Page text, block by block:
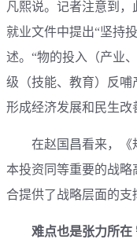
凡熙说。记者注意到
就业文件中提出“坚持
述。“物的投入（产业
级（技能、教育）反
形成经济发展和民生改
在赵国昌看来，《
本投资同等重要的战
合提供了战略层面的支
难点也是张力所在